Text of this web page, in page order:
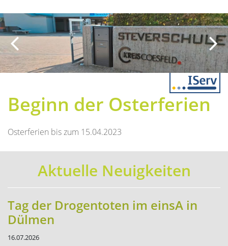
Beginn der Osterferien
Osterferien bis zum 15.04.2023
Aktuelle Neuigkeiten
Tag der Drogentoten im einsA in
Dülmen
16.07.2026